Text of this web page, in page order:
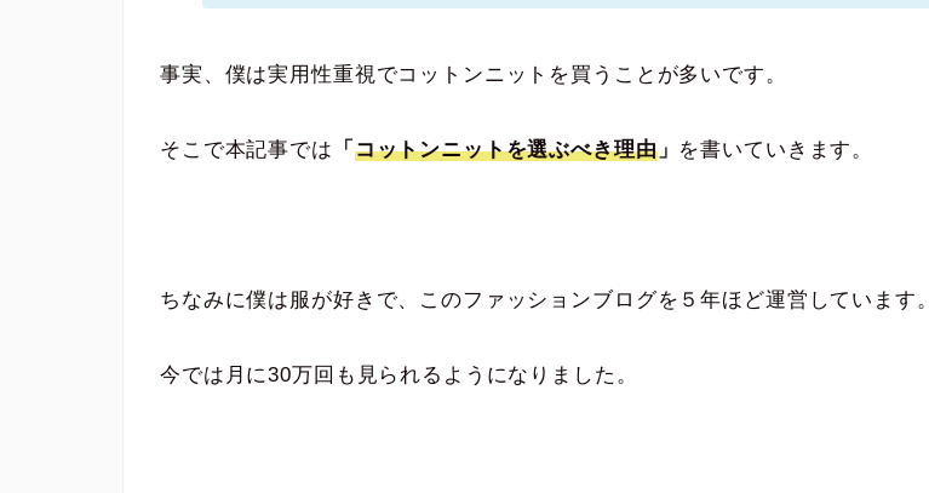
事実、僕は実用性重視でコットンニットを買うことが多いです。
そこで本記事では 「 コットンニットを選ぶべき理由」 を書いていきます。
ちなみに僕は服が好きで、このファッションブログを５年ほど運営しています。
今では月に30万回も見られるようになりました。